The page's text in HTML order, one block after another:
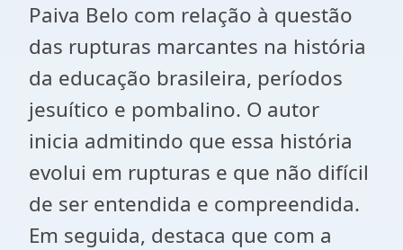
Paiva Belo com relação à questão
das rupturas marcantes na história
da educação brasileira, períodos
jesuítico e pombalino. O autor
inicia admitindo que essa história
evolui em rupturas e que não difícil
de ser entendida e compreendida.
Em seguida, destaca que com a